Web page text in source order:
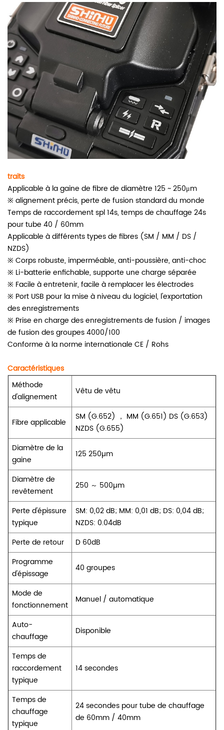
traits
Applicable à la gaine de fibre de diamètre 125 ~ 250μm
※ alignement précis, perte de fusion standard du monde
Temps de raccordement spl 14s, temps de chauffage 24s
pour tube 40 / 60mm
Applicable à différents types de fibres (SM / MM / DS /
NZDS)
※ Corps robuste, imperméable, anti-poussière, anti-choc
※ Li-batterie enfichable, supporte une charge séparée
※ Facile à entretenir, facile à remplacer les électrodes
※ Port USB pour la mise à niveau du logiciel, l'exportation
des enregistrements
※ Prise en charge des enregistrements de fusion / images
de fusion des groupes 4000/100
Conforme à la norme internationale CE / Rohs
Caractéristiques
Méthode
d'alignement
Vêtu de vêtu
Fibre applicable
SM (G.652) ， MM (G.651) DS (G.653)
NZDS (G.655)
Diamètre de la
gaine
125 250µm
Diamètre de
revêtement
250 ～ 500µm
Perte d'épissure
typique
SM: 0,02 dB; MM: 0,01 dB; DS: 0,04 dB;
NZDS: 0.04dB
Perte de retour
D 60dB
Programme
d'épissage
40 groupes
Mode de
fonctionnement
Manuel / automatique
Auto-
chauffage
Disponible
Temps de
raccordement
typique
14 secondes
Temps de
chauffage
typique
24 secondes pour tube de chauffage
de 60mm / 40mm